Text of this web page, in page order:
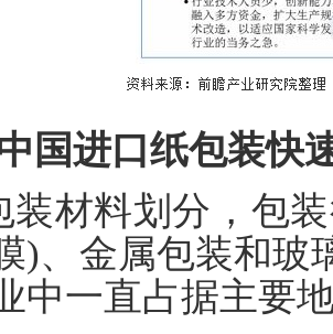
国进口纸包装快
装材料划分，包
)、金属包装和玻
中一直占据主要